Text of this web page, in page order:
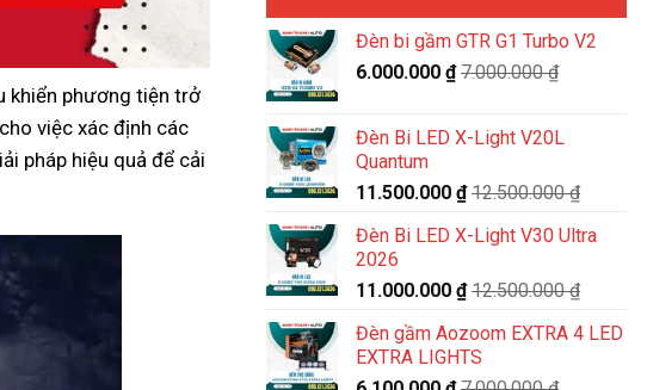
khiển phương tiện trở
việc xác định các
pháp hiệu quả để cải
Đèn bi gầm GTR G1 Turbo V2
6.000.000 ₫ 7.000.000₫
Đèn Bi LED X-Light V20L
Quantum
11.500.000 ₫ 12.500.000₫
Đèn Bi LED X-Light V30 Ultra
2026
11.000.000 ₫ 12.500.000₫
Đèn gầm Aozoom EXTRA 4 LED
EXTRA LIGHTS